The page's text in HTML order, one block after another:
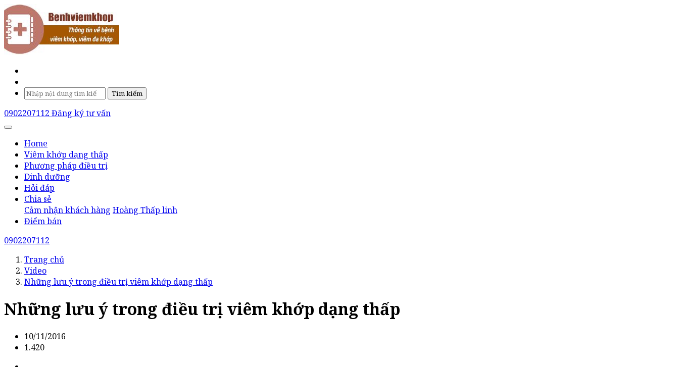
Tìm kiếm
0902207112 Đăng ký tư vấn
Home
Viêm khớp dạng thấp
Phương pháp điều trị
Dinh dưỡng
Hỏi đáp
Chia sẻ
Cảm nhận khách hàng Hoàng Thấp linh
Điểm bán
0902207112
Trang chủ
Video
Những lưu ý trong điều trị viêm khớp dạng thấp
Những lưu ý trong điều trị viêm khớp dạng thấp
10/11/2016
1.420